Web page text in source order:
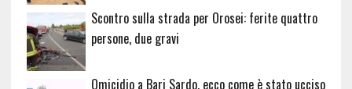
Scontro sulla strada per Orosei: ferite quattro
persone, due gravi
Omicidio a Bari Sardo, ecco come è stato ucciso